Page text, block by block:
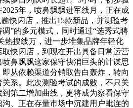
年，喷鼻飘飘进军线月，正在成
快闪店，推出15款新品，并测验考
”的多元模式，同时通过“选秀式聘
热搜线万，进一步堆集品牌年轻化
快闪店，到现在开出具备日常运营
鼻飘飘这家保守快消巨头的计谋思
从依赖渠道分销取告白轰炸，转向
系。此次测验考试的成败，不只关
第二增加曲线，更将成为察看保守
、正在存量市场中沉建用户毗连的